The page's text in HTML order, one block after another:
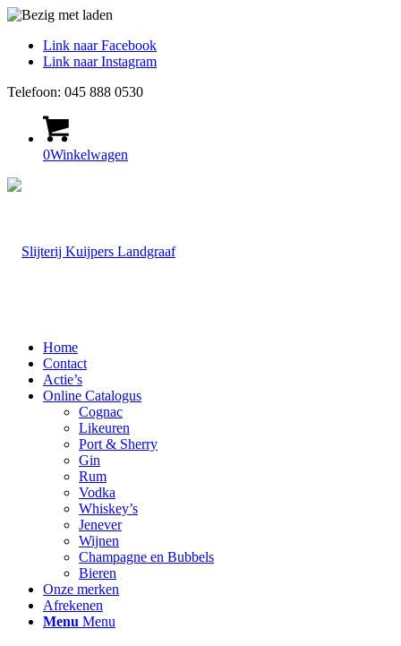
Link naar Facebook
Link naar Instagram
Telefoon: 045 888 0530
0Winkelwagen
Home
Contact
Actie’s
Online Catalogus
Cognac
Likeuren
Port & Sherry
Gin
Rum
Vodka
Whiskey’s
Jenever
Wijnen
Champagne en Bubbels
Bieren
Onze merken
Afrekenen
Menu Menu